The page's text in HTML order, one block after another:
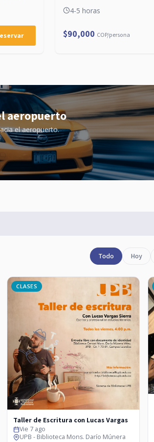
4-5 horas
$90,000 COP/persona
aeropuerto
el aeropuerto.
Todo Hoy
CLASES
Taller de Escritura con Lucas Vargas
Vie 7 ago
UPB - Biblioteca Mons. Darío Múnera